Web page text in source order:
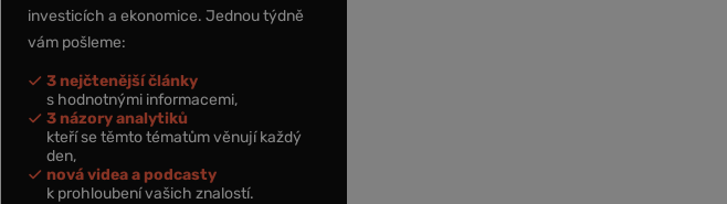
investicích a ekonomice. Jednou týdně
vám pošleme:
3 nejčtenější články
s hodnotnými informacemi,
3 názory analytiků
kteří se těmto tématům věnují každý
den,
nová videa a podcasty
k prohloubení vašich znalostí.